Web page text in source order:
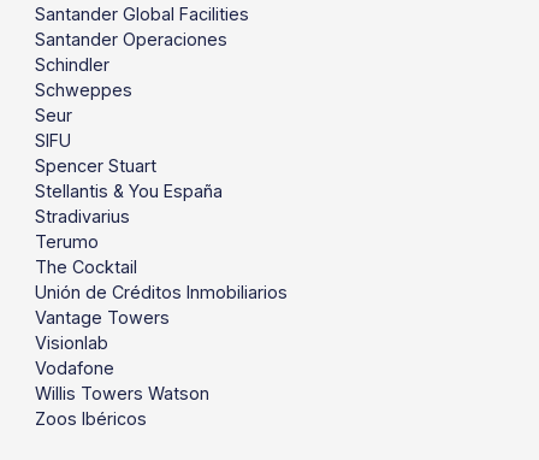
Santander Global Facilities
Santander Operaciones
Schindler
Schweppes
Seur
SIFU
Spencer Stuart
Stellantis & You España
Stradivarius
Terumo
The Cocktail
Unión de Créditos Inmobiliarios
Vantage Towers
Visionlab
Vodafone
Willis Towers Watson
Zoos Ibéricos